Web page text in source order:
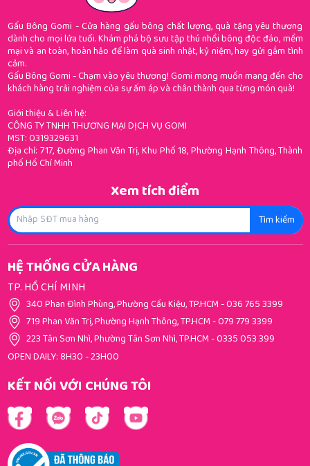
Gấu Bông Gomi - Cửa hàng gấu bông chất lượng, quà tặng yêu thương
dành cho mọi lứa tuổi. Khám phá bộ sưu tập thú nhồi bông độc đáo, mềm
mại và an toàn, hoàn hảo để làm quà sinh nhật, kỷ niệm, hay gửi gắm tình
cảm.
Gấu Bông Gomi - Chạm vào yêu thương! Gomi mong muốn mang đến cho
khách hàng trải nghiệm của sự ấm áp và chân thành qua từng món quà!
Giới thiệu & Liên hệ:
CÔNG TY TNHH THƯƠNG MẠI DỊCH VỤ GOMI
MST: 0319329631
Địa chỉ: 717, Đường Phan Văn Trị, Khu Phố 18, Phường Hạnh Thông, Thành
phố Hồ Chí Minh
Xem tích điểm
Tìm kiếm
HỆ THỐNG CỬA HÀNG
TP. HỒ CHÍ MINH
340 Phan Đình Phùng, Phường Cầu Kiệu, TP.HCM-036 765 3399
719 Phan Văn Trị, Phường Hạnh Thông, TP.HCM-079 779 3399
223 Tân Sơn Nhì, Phường Tân Sơn Nhì, TP.HCM-0335 053 399
OPEN DAILY: 8H30 - 23H00
KẾT NỐI VỚI CHÚNG TÔI